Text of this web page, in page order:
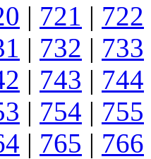
| 721 | 722
| 732 | 733
| 743 | 744
| 754 | 755
| 765 | 766